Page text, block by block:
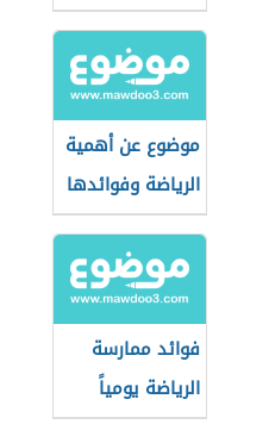
موضوع عن أهمية
الرياضة وفوائدها
فوائد ممارسة
الرياضة يومياً